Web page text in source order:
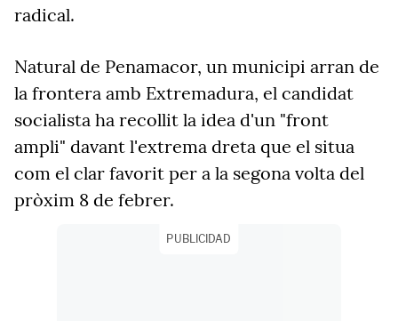
radical.
Natural de Penamacor, un municipi arran de
la frontera amb Extremadura, el candidat
socialista ha recollit la idea d'un "front
ampli" davant l'extrema dreta que el situa
com el clar favorit per a la segona volta del
pròxim 8 de febrer.
PUBLICIDAD